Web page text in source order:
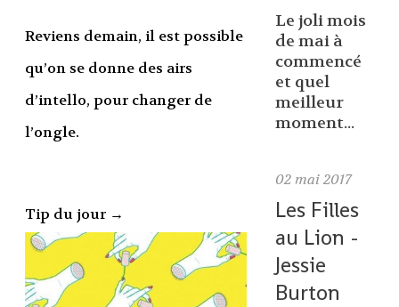
Reviens demain, il est possible
qu’on se donne des airs
d’intello, pour changer de
l’ongle.
Tip du jour →
Le joli mois
de mai à
commencé
et quel
meilleur
moment...
02 mai 2017
Les Filles
au Lion -
Jessie
Burton